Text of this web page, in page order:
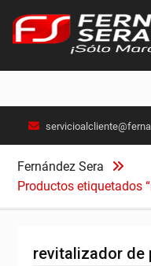
Fernández Sera
Productos etiquetados
revitalizador de